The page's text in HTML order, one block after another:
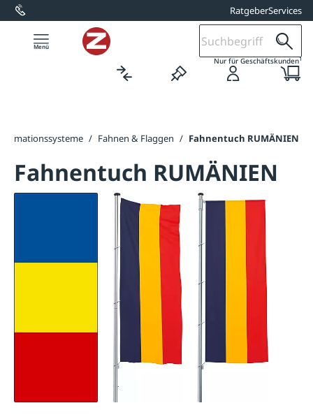
springen RatgeberServices
Nur für Geschäftskunden1
/ Fahnen & Flaggen / Fahnentuch RUMÄNIEN
Fahnentuch RUMÄNIEN